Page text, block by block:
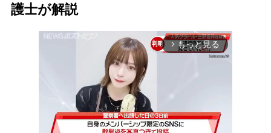
護士が解説
arrow_forward_ios もっと見る